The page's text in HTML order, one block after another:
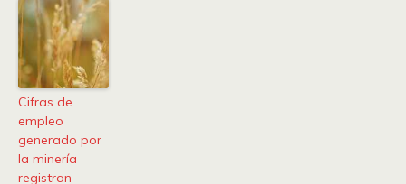
Cifras de
empleo
generado por
la minería
registran